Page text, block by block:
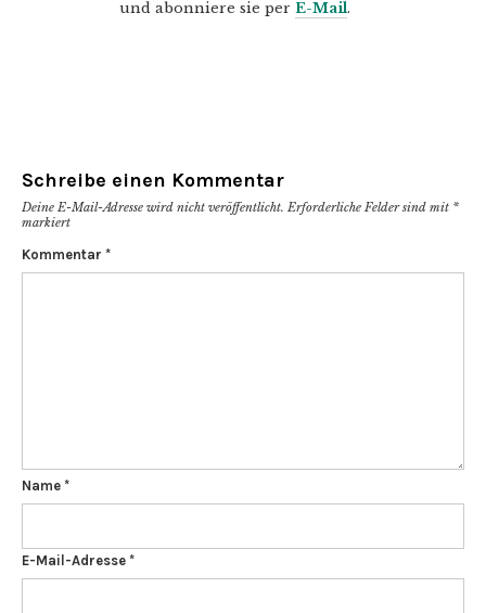
und abonniere sie per E-Mail.
Schreibe einen Kommentar
Deine E-Mail-Adresse wird nicht veröffentlicht. Erforderliche Felder sind mit *
markiert
Kommentar *
Name *
E-Mail-Adresse *